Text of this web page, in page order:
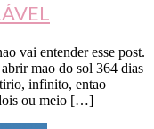
vai entender esse post.
mao do sol 364 dias
infinito, entao
ou meio […]